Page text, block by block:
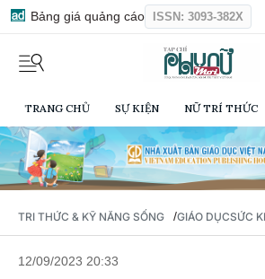
Bảng giá quảng cáo ISSN: 3093-382X
TRANG CHỦ SỰ KIỆN NỮ TRÍ THỨC
TRI THỨC & KỸ NĂNG SỐNG /GIÁO DỤCSỨC
12/09/2023 20:33